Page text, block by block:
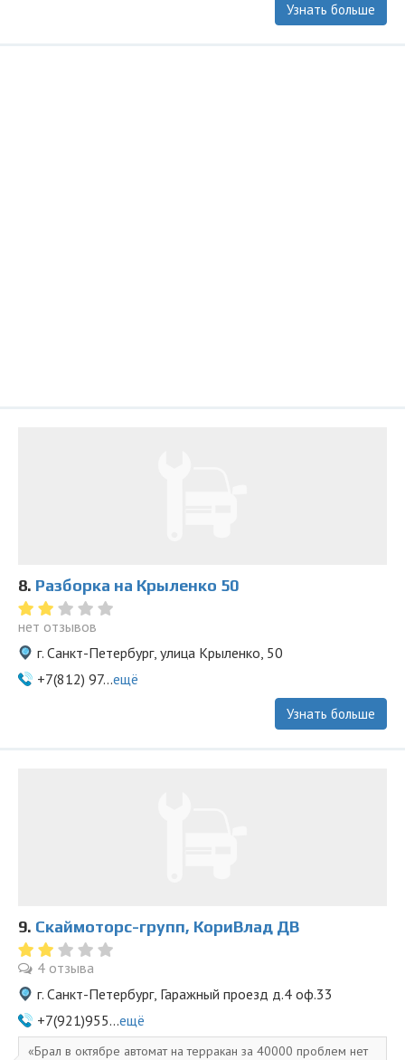
Узнать больше
8. Разборка на Крыленко 50
нет отзывов
г. Санкт-Петербург, улица Крыленко, 50
+7(812) 97...ещё
Узнать больше
9. Скаймоторс-групп, КориВлад ДВ
4 отзыва
г. Санкт-Петербург, Гаражный проезд д.4 оф.33
+7(921)955...ещё
Брал в октябре автомат на терракан за 40000 проблем нет